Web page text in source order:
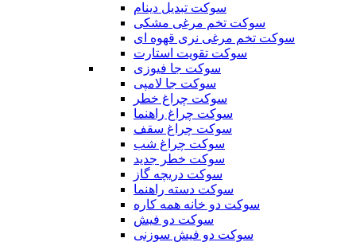
سوکت تبدیل دینام
سوکت تخم مرغی مشکی
سوکت تخم مرغی نری قهوه ای
سوکت تقویت استارت
سوکت جا فیوزی
سوکت جا لامپی
سوکت چراغ خطر
سوکت چراغ راهنما
سوکت چراغ سقف
سوکت چراغ شب
سوکت خطر جدید
سوکت دریچه گاز
سوکت دسته راهنما
سوکت دو خانه همه کاره
سوکت دو فیش
سوکت دو فیش سوزنی